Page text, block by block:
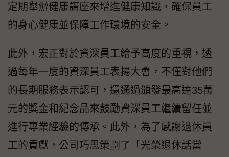
定期舉辦健康講座來增進健康知識，確保員工
的身心健康並保障工作環境的安全。
此外，宏正對於資深員工給予高度的重視，透
過每年一度的資深員工表揚大會，不僅對他們
的長期服務表示認可，還通過頒發最高達35萬
元的獎金和紀念品來鼓勵資深員工繼續留任並
進行專業經驗的傳承。此外，為了感謝退休員
工的貢獻，公司巧思策劃了「光榮退休話當